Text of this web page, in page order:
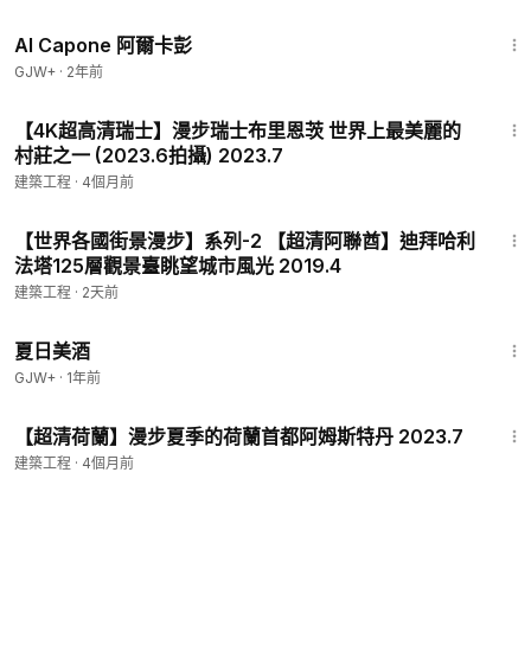
Al Capone 阿爾卡彭
GJW+ · 2年前
【4K超高清瑞士】漫步瑞士布里恩茨 世界上最美麗的
村莊之一 (2023.6拍攝) 2023.7
建築工程 · 4個月前
【世界各國街景漫步】系列-2 【超清阿聯酋】迪拜哈利
法塔125層觀景臺眺望城市風光 2019.4
建築工程 · 2天前
夏日美酒
GJW+ · 1年前
【超清荷蘭】漫步夏季的荷蘭首都阿姆斯特丹 2023.7
建築工程 · 4個月前